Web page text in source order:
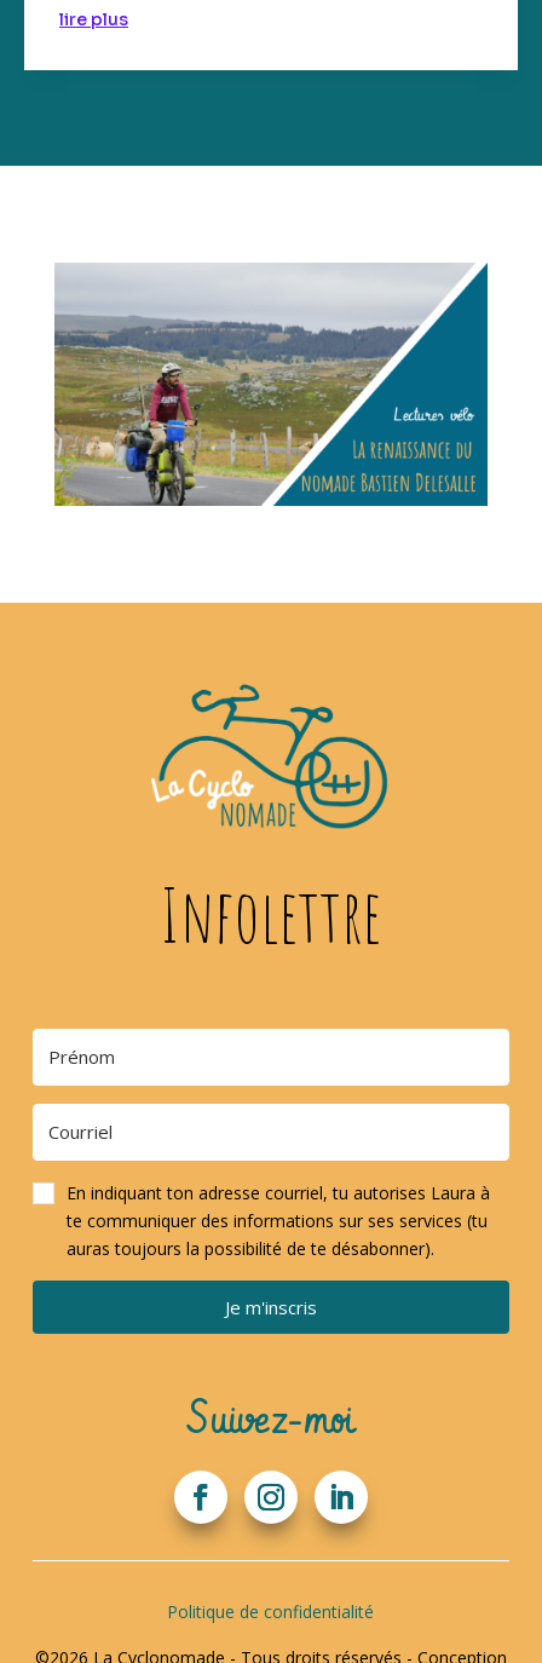
lire plus
Infolettre
En indiquant ton adresse courriel, tu autorises Laura à
te communiquer des informations sur ses services (tu
auras toujours la possibilité de te désabonner).
Je m'inscris
Suivez-moi
Politique de confidentialité
©2026 La Cyclonomade - Tous droits réservés - Conception